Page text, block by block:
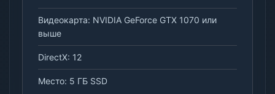
Видеокарта: NVIDIA GeForce GTX 1070 или
выше
DirectX: 12
Место: 5 ГБ SSD